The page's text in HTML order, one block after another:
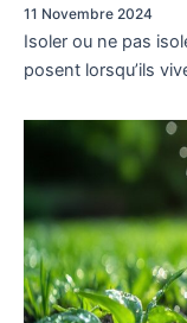
11 Novembre 2024
Isoler ou ne pas
posent lorsqu’ils